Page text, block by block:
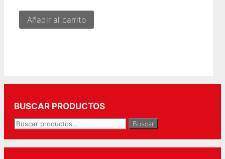
Añadir al carrito
BUSCAR PRODUCTOS
Buscar
por:
Buscar